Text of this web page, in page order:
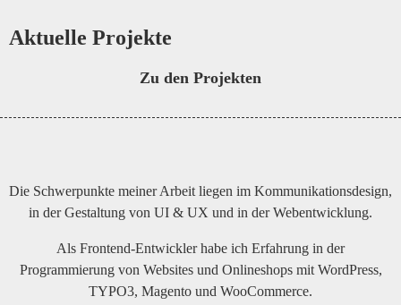
Aktuelle Projekte
Zu den Projekten
Die Schwerpunkte meiner Arbeit liegen im Kommunikationsdesign,
in der Gestaltung von UI & UX und in der Webentwicklung.
Als Frontend-Entwickler habe ich Erfahrung in der
Programmierung von Websites und Onlineshops mit WordPress,
TYPO3, Magento und WooCommerce.